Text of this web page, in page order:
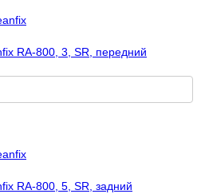
RA-800, 3, SR, передний
RA-800, 5, SR, задний